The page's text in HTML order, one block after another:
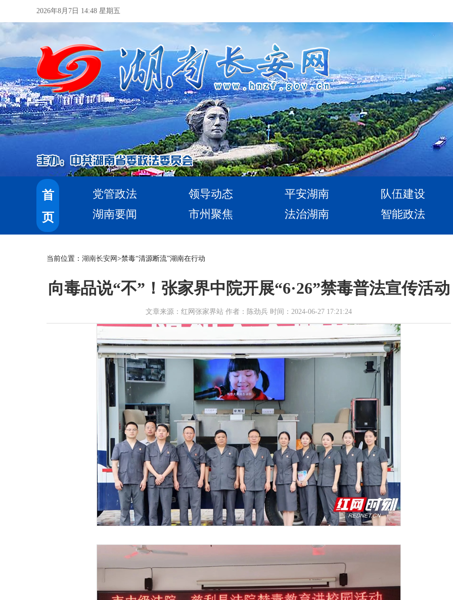
2026年8月7日 14:48 星期五
首
页
党管政法 领导动态 平安湖南
队伍建设
湖南要闻
市州聚焦 法治湖南 智能政法
当前位置： 湖南长安网 >禁毒“清源断流”湖南在行动
向毒品说“不”！张家界中院开展“6·26”禁毒普法宣传活动
文章来源：红网张家界站 作者：陈劲兵 时间：2024-06-27 17:21:24